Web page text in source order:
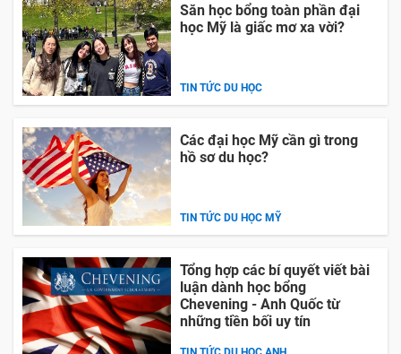
Săn học bổng toàn phần đại
học Mỹ là giấc mơ xa vời?
TIN TỨC DU HỌC
Các đại học Mỹ cần gì trong
hồ sơ du học?
TIN TỨC DU HỌC MỸ
Tổng hợp các bí quyết viết bài
luận dành học bổng
Chevening - Anh Quốc từ
những tiền bối uy tín